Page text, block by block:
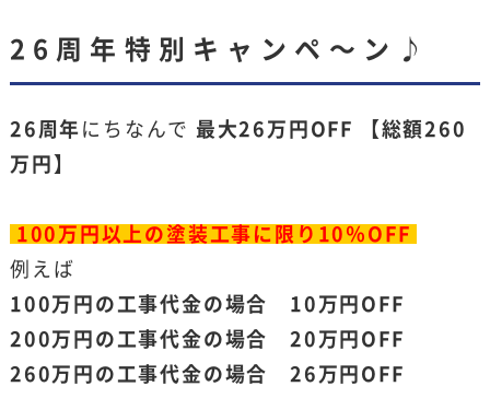
26周年特別キャンペ〜ン♪
26周年 にちなんで 最大26万円OFF
【総額260
万円】
100万円以上の塗装工事に限り10％OFF
例えば
100万円の工事代金の場合 10万円OFF
200万円の工事代金の場合 20万円OFF
260万円の工事代金の場合 26万円OFF